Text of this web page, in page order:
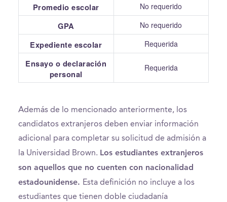
Promedio escolar No requerido
GPA No requerido
Expediente escolar Requerida
Ensayo o declaración
personal
Requerida
Además de lo mencionado anteriormente, los
candidatos extranjeros deben enviar información
adicional para completar su solicitud de admisión a
la Universidad Brown. Los estudiantes extranjeros
son aquellos que no cuenten con nacionalidad
estadounidense. Esta definición no incluye a los
estudiantes que tienen doble ciudadanía